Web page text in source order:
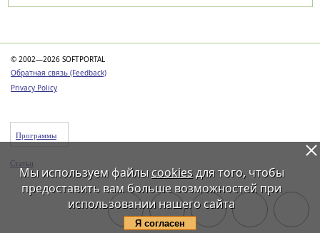
© 2002—2026 SOFTPORTAL
Обратная связь (Feedback)
Privacy Policy
Программы
Статьи
Мы используем файлы cookiesдля того, чтобы
предоставить вам больше возможностей при
использовании нашего сайта